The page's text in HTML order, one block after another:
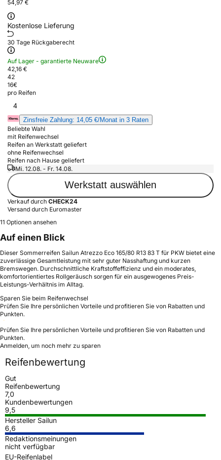
54,97 €
Kostenlose Lieferung
30 Tage Rückgaberecht
Auf Lager - garantierte Neuware
42,16 €
42
16€
pro Reifen
4
Zinsfreie Zahlung: 14,05 €/Monat in 3 Raten
Beliebte Wahl
mit Reifenwechsel
Reifen an Werkstatt geliefert
ohne Reifenwechsel
Reifen nach Hause geliefert
Mi. 12.08. - Fr. 14.08.
Werkstatt auswählen
Verkauf durch CHECK24
Versand durch Euromaster
11 Optionen ansehen
Auf einen Blick
Dieser Sommerreifen Sailun Atrezzo Eco 165/80 R13 83 T für PKW bietet eine
zuverlässige Gesamtleistung mit sehr guter Nasshaftung und kurzen
Bremswegen. Durchschnittliche Kraftstoffeffizienz und ein moderates,
komfortorientiertes Rollgeräusch sorgen für ein ausgewogenes Preis-
Leistungs-Verhältnis im Alltag.
Sparen Sie beim Reifenwechsel
Prüfen Sie Ihre persönlichen Vorteile und profitieren Sie von Rabatten und
Punkten.
Prüfen Sie Ihre persönlichen Vorteile und profitieren Sie von Rabatten und
Punkten.
Anmelden, um noch mehr zu sparen
Reifenbewertung
Gut
Reifenbewertung
7,0
Kundenbewertungen
9,5
Hersteller Sailun
6,6
Redaktionsmeinungen
nicht verfügbar
EU-Reifenlabel